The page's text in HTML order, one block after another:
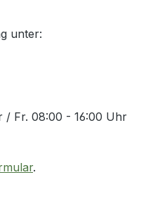
unter:
/ Fr. 08:00 - 16:00 Uhr
.